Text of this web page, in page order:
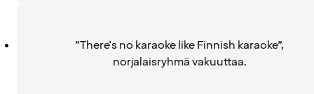
”There's no karaoke like Finnish karaoke”,
norjalaisryhmä vakuuttaa.